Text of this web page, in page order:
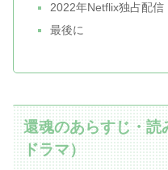
2022年Netflix独占配信
最後に
還魂のあらすじ・
ドラマ）